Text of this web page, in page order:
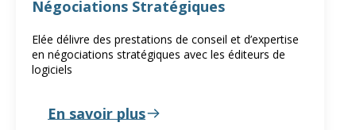
Négociations Stratégiques
Elée délivre des prestations de conseil et d’expertise
en négociations stratégiques avec les éditeurs de
logiciels
En savoir plus